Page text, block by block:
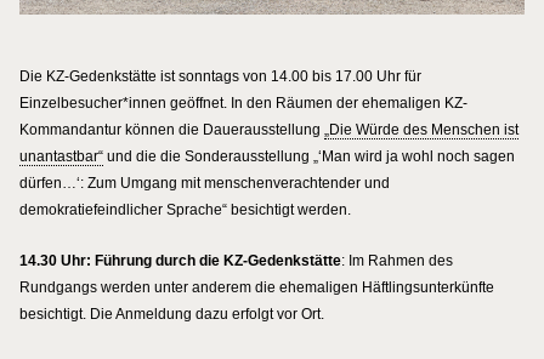
Die KZ-Gedenkstätte ist sonntags von 14.00 bis 17.00 Uhr für
Einzelbesucher*innen geöffnet. In den Räumen der ehemaligen KZ-
Kommandantur können die Dauerausstellung „Die Würde des Menschen ist
unantastbar“und die die Sonderausstellung „‘Man wird ja wohl noch sagen
dürfen…‘: Zum Umgang mit menschenverachtender und
demokratiefeindlicher Sprache“ besichtigt werden.
14.30 Uhr: Führung durch die KZ-Gedenkstätte: Im Rahmen des
Rundgangs werden unter anderem die ehemaligen Häftlingsunterkünfte
besichtigt. Die Anmeldung dazu erfolgt vor Ort.